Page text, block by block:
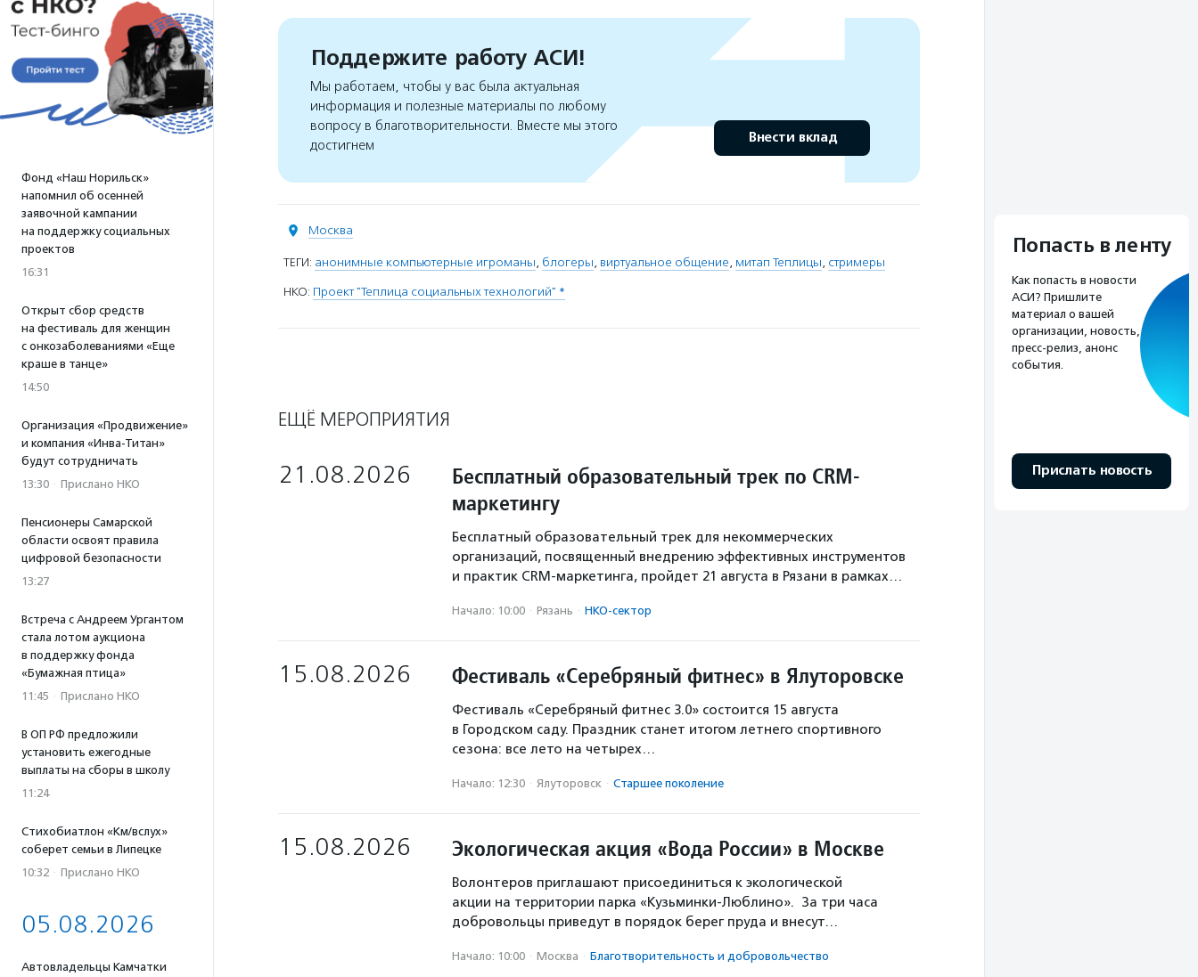
Фонд «Наш Норильск»
напомнил об осенней
заявочной кампании
на поддержку социальных
проектов
16:31
Открыт сбор средств
на фестиваль для женщин
с онкозаболеваниями «Еще
краше в танце»
14:50
Организация «Продвижение»
и компания «Инва-Титан»
будут сотрудничать
13:30 · Прислано НКО
Пенсионеры Самарской
области освоят правила
цифровой безопасности
13:27
Встреча с Андреем Ургантом
стала лотом аукциона
в поддержку фонда
«Бумажная птица»
11:45 · Прислано НКО
В ОП РФ предложили
установить ежегодные
выплаты на сборы в школу
11:24
Стихобиатлон «Км/вслух»
соберет семьи в Липецке
10:32 · Прислано НКО
05.08.2026
Автовладельцы Камчатки
Поддержите работу АСИ!
Мы работаем, чтобы у вас была актуальная
информация и полезные материалы по любому
вопросу в благотворительности. Вместе мы этого
достигнем
Внести вклад
Москва
ТЕГИ: анонимные компьютерные игроманы, блогеры, виртуальное общение, митап Теплицы, стримеры
НКО: Проект "Теплица социальных технологий" *
ЕЩЁ МЕРОПРИЯТИЯ
21.08.2026
Бесплатный образовательный трек по CRM-
маркетингу
Бесплатный образовательный трек для некоммерческих
организаций, посвященный внедрению эффективных инструментов
и практик CRM-маркетинга, пройдет 21 августа в Рязани в рамках…
Начало: 10:00 · Рязань · НКО-сектор
15.08.2026 Фестиваль «Серебряный фитнес» в Ялуторовске
Фестиваль «Серебряный фитнес 3.0» состоится 15 августа
в Городском саду. Праздник станет итогом летнего спортивного
сезона: все лето на четырех…
Начало: 12:30 · Ялуторовск · Старшее поколение
15.08.2026 Экологическая акция «Вода России» в Москве
Волонтеров приглашают присоединиться к экологической
акции на территории парка «Кузьминки-Люблино». За три часа
добровольцы приведут в порядок берег пруда и внесут…
Начало: 10:00 · Москва · Благотвори­тель­ность и доброволь­чест­во
Попасть в ленту
Как попасть в новости
АСИ? Пришлите
материал о вашей
организации, новость,
пресс-релиз, анонс
события.
Прислать новость